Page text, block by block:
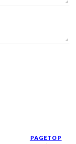
PAGETOP